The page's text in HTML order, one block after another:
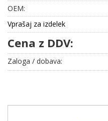
OEM:
Vprašaj za izdelek
Cena z DDV:
Zaloga / dobava: